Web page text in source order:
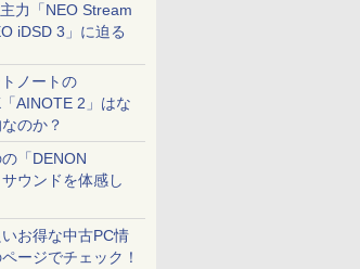
力「NEO Stream
iDSD 3」に迫る
ノートの
AINOTE 2」はな
のか？
「DENON
ウンドを体感し
お得な中古PC情
ージでチェック！